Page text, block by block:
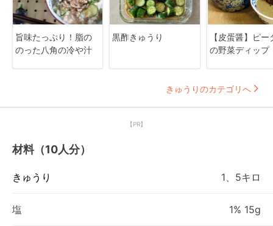
旨味たっぷり！脂の
のった八角の冷や汁
黒酢きゅうり
【皮蛋醤】ピー
の野菜ディップ
きゅうりのカテゴリへ
【PR】
材料（10人分）
きゅうり 1、5キロ
塩 1% 15g